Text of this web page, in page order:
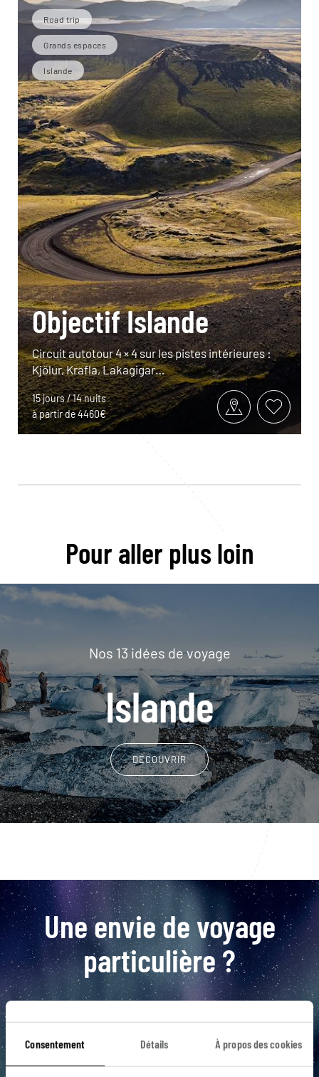
Consentement Détails À propos des cookies
Road trip
Grands espaces
Islande
Objectif Islande
Circuit autotour 4 × 4 sur les pistes intérieures :
Kjölur, Krafla, Lakagigar…
15 jours / 14 nuits
à partir de 4460€
Pour aller plus loin
Nos 13 idées de voyage
Islande
DÉCOUVRIR
Une envie de voyage
particulière ?
Eyjafjallajokull 4x4 Islande Asbyrgi